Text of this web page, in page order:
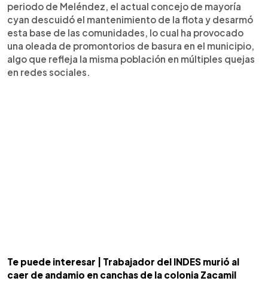
periodo de Meléndez, el actual concejo de mayoría
cyan descuidó el mantenimiento de la flota y desarmó
esta base de las comunidades, lo cual ha provocado
una oleada de promontorios de basura en el municipio,
algo que refleja la misma población en múltiples quejas
en redes sociales.
Te puede interesar | Trabajador del INDES murió al
caer de andamio en canchas de la colonia Zacamil